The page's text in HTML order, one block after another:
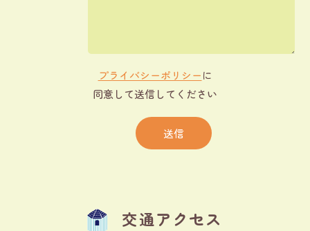
プライバシーポリシーに
同意して送信してください
交通アクセス